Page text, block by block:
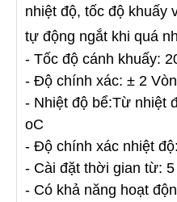
nhiệt độ, tốc độ khuấy
tự động ngắt khi quá
- Tốc độ cánh khuấy:
- Độ chính xác: ± 2
- Nhiệt độ bể:Từ nhiệt
oC
- Độ chính xác nhiệt
- Cài đặt thời gian từ:
- Có khả năng hoạt